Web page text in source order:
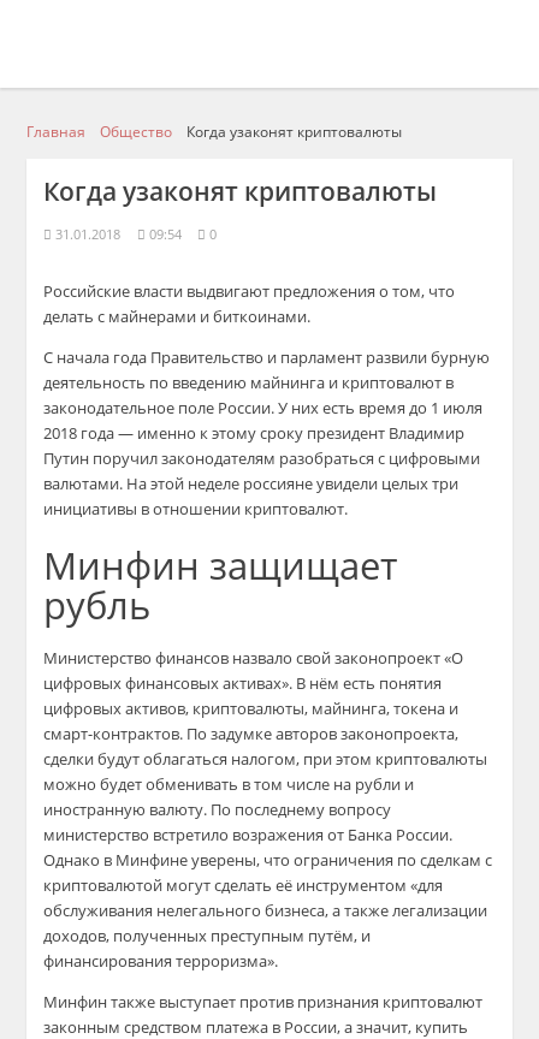
Главная Общество Когда узаконят криптовалюты
Когда узаконят криптовалюты
31.01.2018 09:54 0
Российские власти выдвигают предложения о том, что
делать с майнерами и биткоинами.
С начала года Правительство и парламент развили бурную
деятельность по введению майнинга и криптовалют в
законодательное поле России. У них есть время до 1 июля
2018 года — именно к этому сроку президент Владимир
Путин поручил законодателям разобраться с цифровыми
валютами. На этой неделе россияне увидели целых три
инициативы в отношении криптовалют.
Минфин защищает
рубль
Министерство финансов назвало свой законопроект «О
цифровых финансовых активах». В нём есть понятия
цифровых активов, криптовалюты, майнинга, токена и
смарт-контрактов. По задумке авторов законопроекта,
сделки будут облагаться налогом, при этом криптовалюты
можно будет обменивать в том числе на рубли и
иностранную валюту. По последнему вопросу
министерство встретило возражения от Банка России.
Однако в Минфине уверены, что ограничения по сделкам с
криптовалютой могут сделать её инструментом «для
обслуживания нелегального бизнеса, а также легализации
доходов, полученных преступным путём, и
финансирования терроризма».
Минфин также выступает против признания криптовалют
законным средством платежа в России, а значит, купить